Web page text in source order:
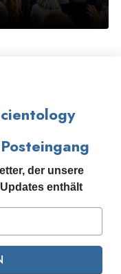
der unsere
enthält